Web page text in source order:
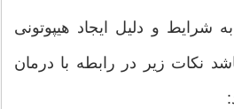
شرایط و دلیل ایجاد هیپوتونی
نکات زیر در رابطه با درمان